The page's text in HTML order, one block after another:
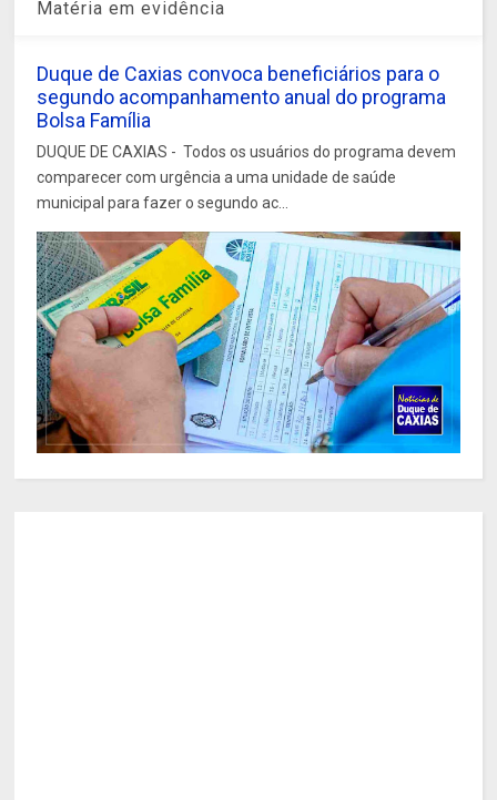
Matéria em evidência
Duque de Caxias convoca beneficiários para o
segundo acompanhamento anual do programa
Bolsa Família
DUQUE DE CAXIAS - Todos os usuários do programa devem
comparecer com urgência a uma unidade de saúde
municipal para fazer o segundo ac...